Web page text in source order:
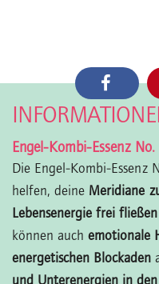
Engel-Kombi-Essenz
Die Engel-Kombi-
helfen, deine Meridiane
Lebensenergie frei fließen
können auch emotionale
energetischen Blockaden